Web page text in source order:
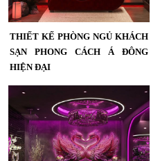
THIẾT KẾ PHÒNG NGỦ KHÁCH
SẠN PHONG CÁCH Á ĐÔNG
HIỆN ĐẠI
Thiết Kế Thi Công Phòng Ngủ
Khách Sạn Phong Cách Á Đông
Hiện Đại – Đậm Chất Nghệ Thuật &
Sang Trọng...